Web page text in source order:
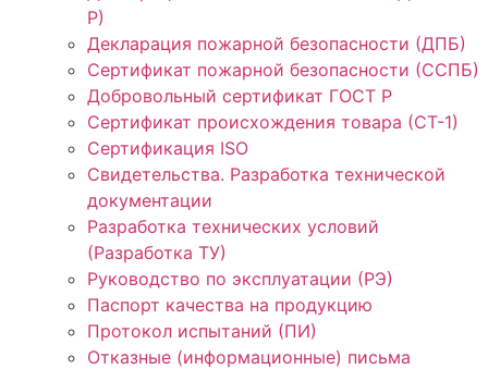
Р)
Декларация пожарной безопасности (ДПБ)
Сертификат пожарной безопасности (ССПБ)
Добровольный сертификат ГОСТ Р
Сертификат происхождения товара (СТ-1)
Сертификация ISO
Свидетельства. Разработка технической
документации
Разработка технических условий
(Разработка ТУ)
Руководство по эксплуатации (РЭ)
Паспорт качества на продукцию
Протокол испытаний (ПИ)
Отказные (информационные) письма